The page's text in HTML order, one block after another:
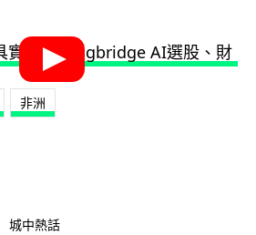
非洲
城中熱話